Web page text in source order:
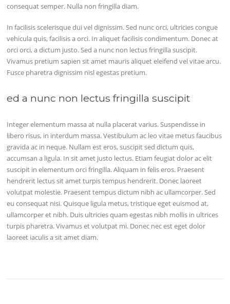
consequat semper. Nulla non fringilla diam.
In facilisis scelerisque dui vel dignissim. Sed nunc orci, ultricies congue
vehicula quis, facilisis a orci. In aliquet facilisis condimentum. Donec at
orci orci, a dictum justo. Sed a nunc non lectus fringilla suscipit.
Vivamus pretium sapien sit amet mauris aliquet eleifend vel vitae arcu.
Fusce pharetra dignissim nisl egestas pretium.
ed a nunc non lectus fringilla suscipit
Integer elementum massa at nulla placerat varius. Suspendisse in
libero risus, in interdum massa. Vestibulum ac leo vitae metus faucibus
gravida ac in neque. Nullam est eros, suscipit sed dictum quis,
accumsan a ligula. In sit amet justo lectus. Etiam feugiat dolor ac elit
suscipit in elementum orci fringilla. Aliquam in felis eros. Praesent
hendrerit lectus sit amet turpis tempus hendrerit. Donec laoreet
volutpat molestie. Praesent tempus dictum nibh ac ullamcorper. Sed
eu consequat nisi. Quisque ligula metus, tristique eget euismod at,
ullamcorper et nibh. Duis ultricies quam egestas nibh mollis in ultrices
turpis pharetra. Vivamus et volutpat mi. Donec nec est eget dolor
laoreet iaculis a sit amet diam.